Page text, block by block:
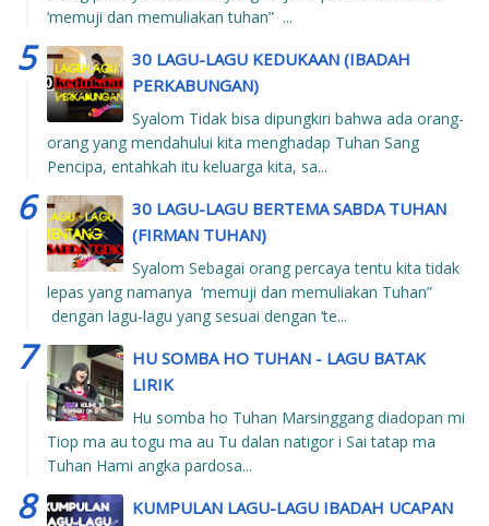
‘memuji dan memuliakan tuhan” ...
30 LAGU-LAGU KEDUKAAN (IBADAH
PERKABUNGAN)
Syalom Tidak bisa dipungkiri bahwa ada orang-
orang yang mendahului kita menghadap Tuhan Sang
Pencipa, entahkah itu keluarga kita, sa...
30 LAGU-LAGU BERTEMA SABDA TUHAN
(FIRMAN TUHAN)
Syalom Sebagai orang percaya tentu kita tidak
lepas yang namanya ‘memuji dan memuliakan Tuhan”
dengan lagu-lagu yang sesuai dengan ‘te...
HU SOMBA HO TUHAN - LAGU BATAK
LIRIK
Hu somba ho Tuhan Marsinggang diadopan mi
Tiop ma au togu ma au Tu dalan natigor i Sai tatap ma
Tuhan Hami angka pardosa...
KUMPULAN LAGU-LAGU IBADAH UCAPAN